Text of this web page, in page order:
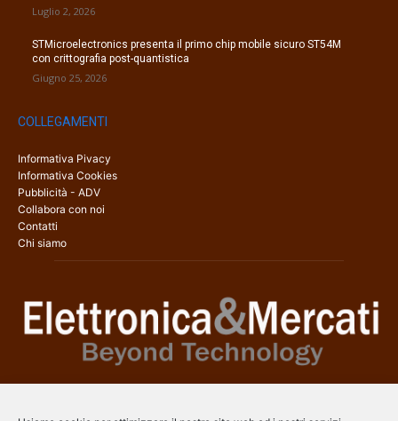
Luglio 2, 2026
STMicroelectronics presenta il primo chip mobile sicuro ST54M
con crittografia post-quantistica
Giugno 25, 2026
COLLEGAMENTI
Informativa Pivacy
Informativa Cookies
Pubblicità - ADV
Collabora con noi
Contatti
Chi siamo